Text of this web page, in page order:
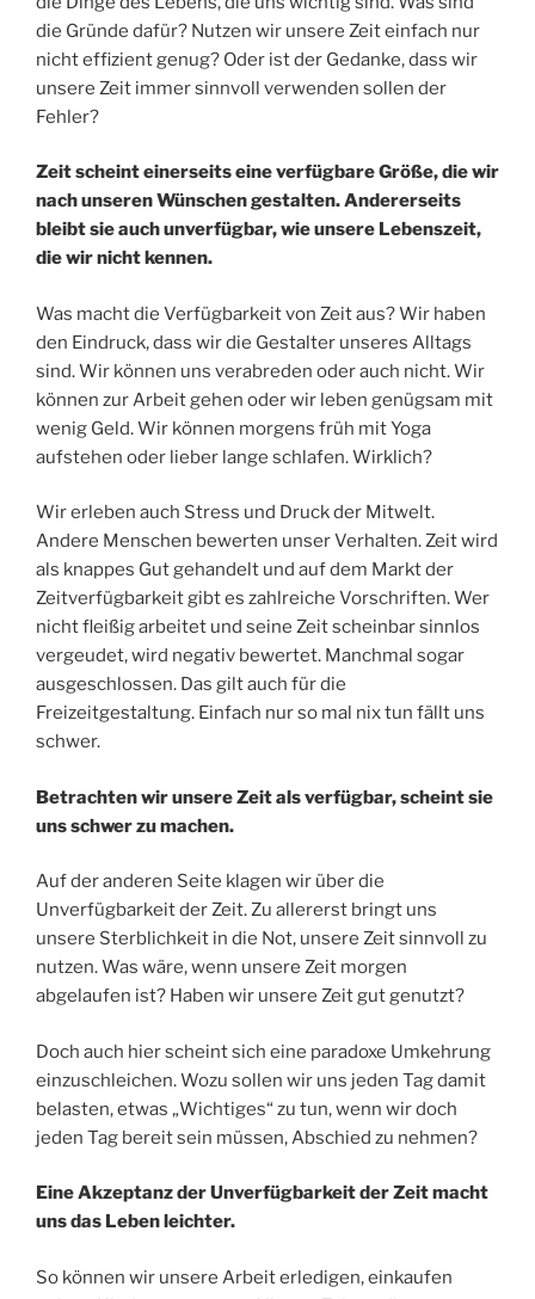
die Gründe dafür? Nutzen wir unsere Zeit einfach nur
nicht effizient genug? Oder ist der Gedanke, dass wir
unsere Zeit immer sinnvoll verwenden sollen der
Fehler?
Zeit scheint einerseits eine verfügbare Größe, die wir
nach unseren Wünschen gestalten. Andererseits
bleibt sie auch unverfügbar, wie unsere Lebenszeit,
die wir nicht kennen.
Was macht die Verfügbarkeit von Zeit aus? Wir haben
den Eindruck, dass wir die Gestalter unseres Alltags
sind. Wir können uns verabreden oder auch nicht. Wir
können zur Arbeit gehen oder wir leben genügsam mit
wenig Geld. Wir können morgens früh mit Yoga
aufstehen oder lieber lange schlafen. Wirklich?
Wir erleben auch Stress und Druck der Mitwelt.
Andere Menschen bewerten unser Verhalten. Zeit wird
als knappes Gut gehandelt und auf dem Markt der
Zeitverfügbarkeit gibt es zahlreiche Vorschriften. Wer
nicht fleißig arbeitet und seine Zeit scheinbar sinnlos
vergeudet, wird negativ bewertet. Manchmal sogar
ausgeschlossen. Das gilt auch für die
Freizeitgestaltung. Einfach nur so mal nix tun fällt uns
schwer.
Betrachten wir unsere Zeit als verfügbar, scheint sie
uns schwer zu machen.
Auf der anderen Seite klagen wir über die
Unverfügbarkeit der Zeit. Zu allererst bringt uns
unsere Sterblichkeit in die Not, unsere Zeit sinnvoll zu
nutzen. Was wäre, wenn unsere Zeit morgen
abgelaufen ist? Haben wir unsere Zeit gut genutzt?
Doch auch hier scheint sich eine paradoxe Umkehrung
einzuschleichen. Wozu sollen wir uns jeden Tag damit
belasten, etwas „Wichtiges“ zu tun, wenn wir doch
jeden Tag bereit sein müssen, Abschied zu nehmen?
Eine Akzeptanz der Unverfügbarkeit der Zeit macht
uns das Leben leichter.
So können wir unsere Arbeit erledigen, einkaufen